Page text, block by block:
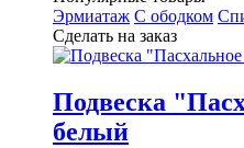
Эрмиатаж С ободком
Сделать на заказ
Подвеска
белый